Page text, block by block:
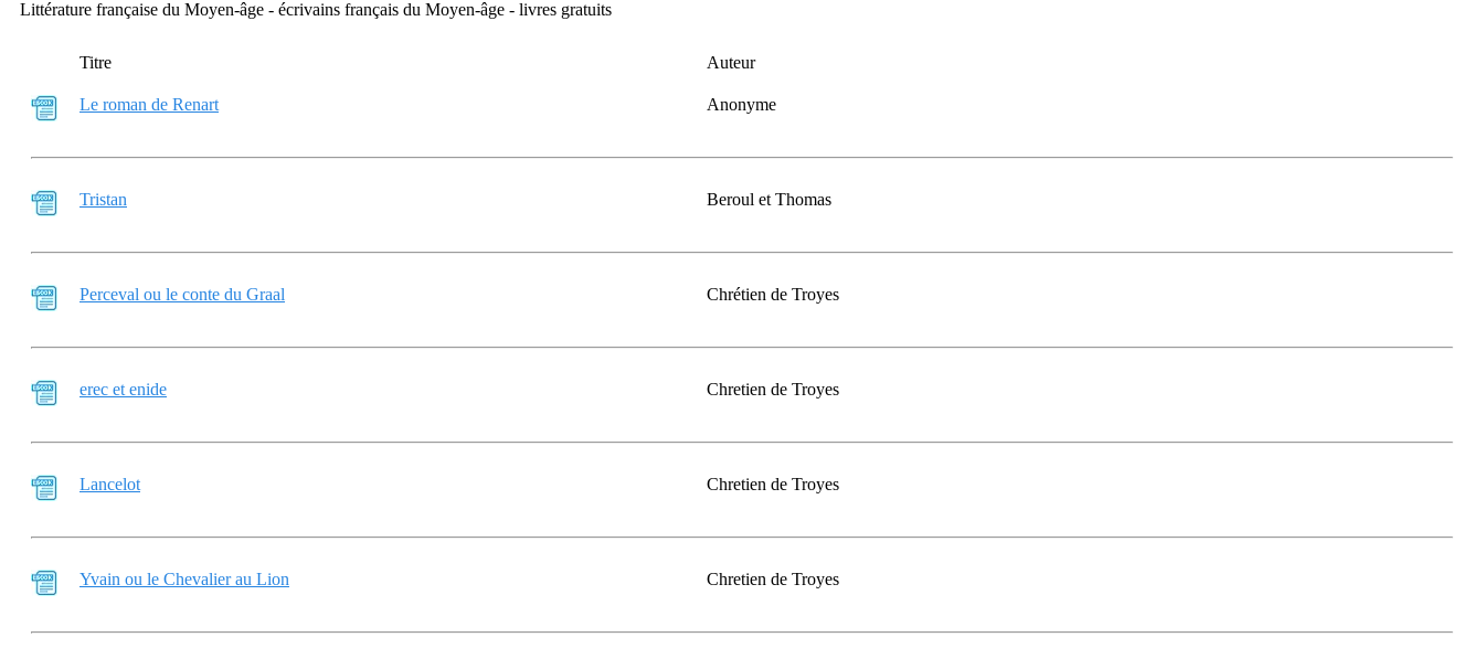
Littérature française du Moyen-âge - écrivains français du Moyen-âge - livres gratuits
Titre Auteur
Le roman de Renart Anonyme
Tristan Beroul et Thomas
Perceval ou le conte du Graal Chrétien de Troyes
erec et enide Chretien de Troyes
Lancelot Chretien de Troyes
Yvain ou le Chevalier au Lion Chretien de Troyes